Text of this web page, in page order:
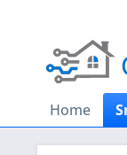
Home